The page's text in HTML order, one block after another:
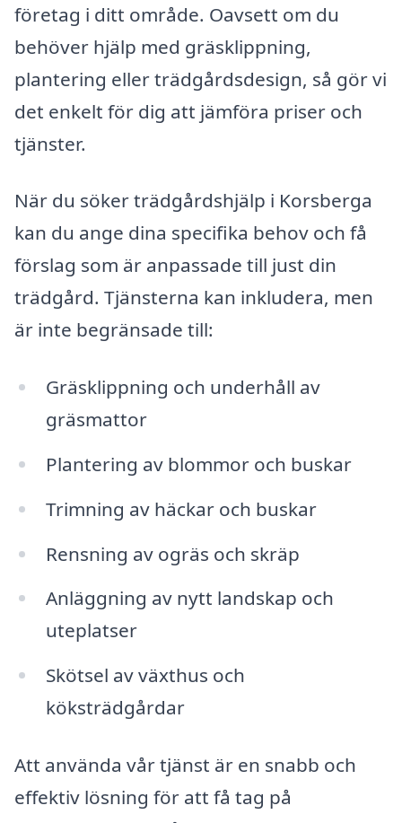
företag i ditt område. Oavsett om du
behöver hjälp med gräsklippning,
plantering eller trädgårdsdesign, så gör vi
det enkelt för dig att jämföra priser och
tjänster.
När du söker trädgårdshjälp i Korsberga
kan du ange dina specifika behov och få
förslag som är anpassade till just din
trädgård. Tjänsterna kan inkludera, men
är inte begränsade till:
Gräsklippning och underhåll av
gräsmattor
Plantering av blommor och buskar
Trimning av häckar och buskar
Rensning av ogräs och skräp
Anläggning av nytt landskap och
uteplatser
Skötsel av växthus och
köksträdgårdar
Att använda vår tjänst är en snabb och
effektiv lösning för att få tag på